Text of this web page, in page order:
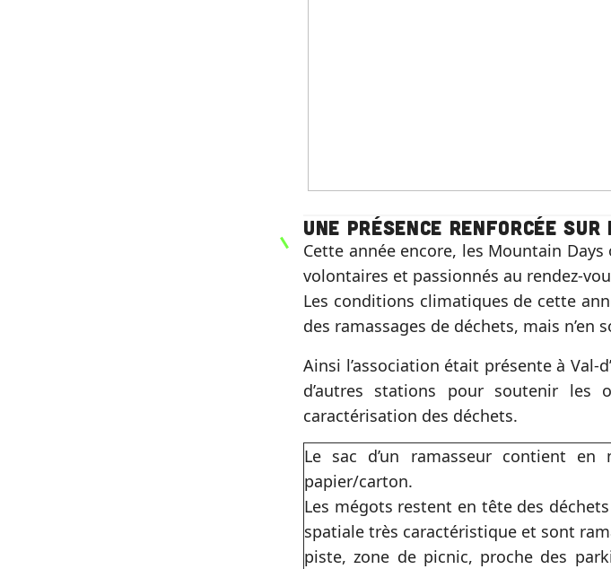
Une présence renforcée
Cette année encore, les Mountain
volontaires et passionnés au rendez-
Les conditions climatiques de cette
des ramassages de déchets, mais n’en
Ainsi l’association était présente à Val-
d’autres stations pour soutenir les
caractérisation des déchets.
Le sac d’un ramasseur contient
papier/carton.
Les mégots restent en tête des
spatiale très caractéristique et sont
piste, zone de picnic, proche des